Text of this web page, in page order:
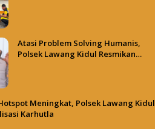
Atasi Problem Solving Humanis,
Polsek Lawang Kidul Resmikan
Meningkat, Polsek Lawang Kidul
Karhutla